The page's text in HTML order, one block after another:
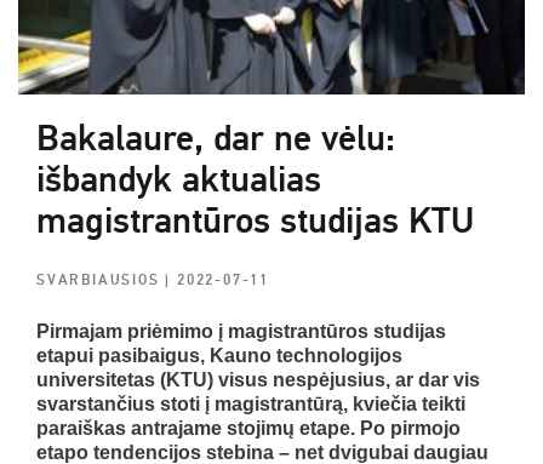
Bakalaure, dar ne vėlu:
išbandyk aktualias
magistrantūros studijas KTU
SVARBIAUSIOS| 2022-07-11
Pirmajam priėmimo į magistrantūros studijas
etapui pasibaigus, Kauno technologijos
universitetas (KTU) visus nespėjusius, ar dar vis
svarstančius stoti į magistrantūrą, kviečia teikti
paraiškas antrajame stojimų etape. Po pirmojo
etapo tendencijos stebina – net dvigubai daugiau